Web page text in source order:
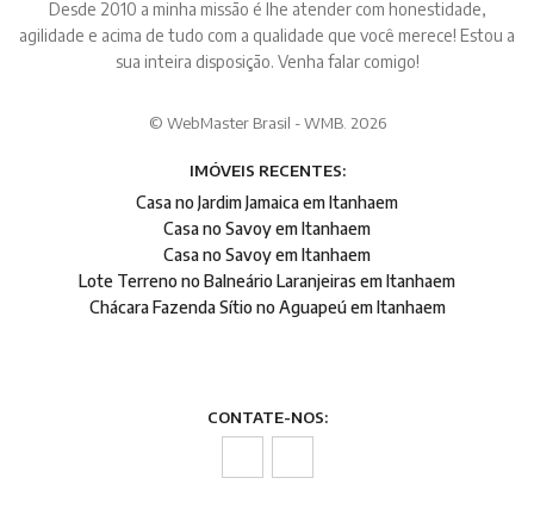
Desde 2010 a minha missão é lhe atender com honestidade,
agilidade e acima de tudo com a qualidade que você merece! Estou a
sua inteira disposição. Venha falar comigo!
© WebMaster Brasil - WMB. 2026
IMÓVEIS RECENTES:
Casa no Jardim Jamaica em Itanhaem
Casa no Savoy em Itanhaem
Casa no Savoy em Itanhaem
Lote Terreno no Balneário Laranjeiras em Itanhaem
Chácara Fazenda Sítio no Aguapeú em Itanhaem
CONTATE-NOS: